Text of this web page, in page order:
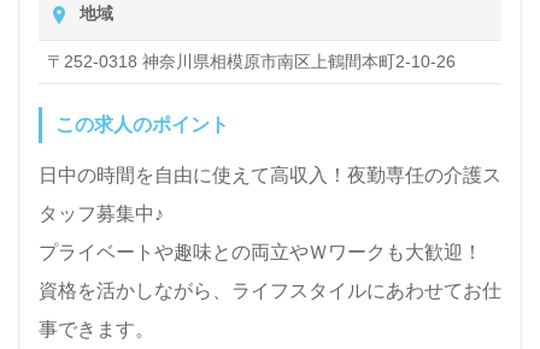
地域
〒252-0318 神奈川県相模原市南区上鶴間本町2-10-26
この求人のポイント
日中の時間を自由に使えて高収入！夜勤専任の介護ス
タッフ募集中♪
プライベートや趣味との両立やＷワークも大歓迎！
資格を活かしながら、ライフスタイルにあわせてお仕
事できます。